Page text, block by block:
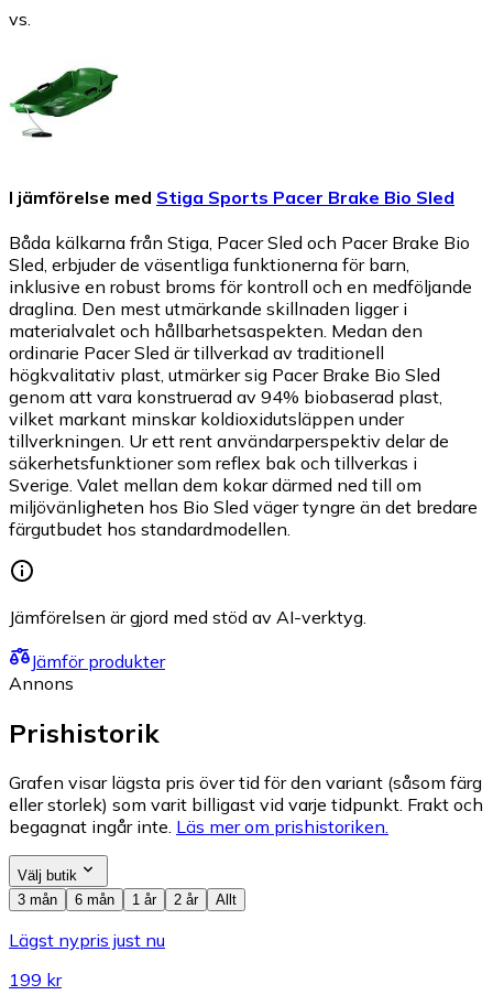
vs.
I jämförelse med Stiga Sports Pacer Brake Bio Sled
Båda kälkarna från Stiga, Pacer Sled och Pacer Brake Bio
Sled, erbjuder de väsentliga funktionerna för barn,
inklusive en robust broms för kontroll och en medföljande
draglina. Den mest utmärkande skillnaden ligger i
materialvalet och hållbarhetsaspekten. Medan den
ordinarie Pacer Sled är tillverkad av traditionell
högkvalitativ plast, utmärker sig Pacer Brake Bio Sled
genom att vara konstruerad av 94% biobaserad plast,
vilket markant minskar koldioxidutsläppen under
tillverkningen. Ur ett rent användarperspektiv delar de
säkerhetsfunktioner som reflex bak och tillverkas i
Sverige. Valet mellan dem kokar därmed ned till om
miljövänligheten hos Bio Sled väger tyngre än det bredare
färgutbudet hos standardmodellen.
Jämförelsen är gjord med stöd av AI-verktyg.
Jämför produkter
Annons
Prishistorik
Grafen visar lägsta pris över tid för den variant (såsom färg
eller storlek) som varit billigast vid varje tidpunkt. Frakt och
begagnat ingår inte. Läs mer om prishistoriken.
Välj butik
3 mån
6 mån 1 år 2 år Allt
Lägst nypris just nu
199 kr